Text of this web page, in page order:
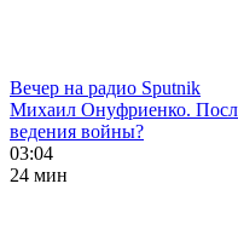
Вечер на радио Sputnik
Михаил Онуфриенко.
ведения войны?
03:04
24 мин